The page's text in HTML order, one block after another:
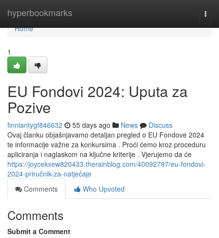
hyperbookmarks
Home
Home
1
EU Fondovi 2024: Uputa za
Pozive
finniantygf846632 55 days ago News
Discuss
Ovaj članku objašnjavamo detaljan pregled o EU Fondove 2024
te informacije važne za konkursima . Proći ćemo kroz proceduru
apliciranja i naglaskom na ključne kriterije . Vjerujemo da će
https://joycekxew820433.therainblog.com/40092797/eu-fondovi-
2024-priručnik-za-natječaje
Comments
Who Upvoted
Comments
Submit a Comment